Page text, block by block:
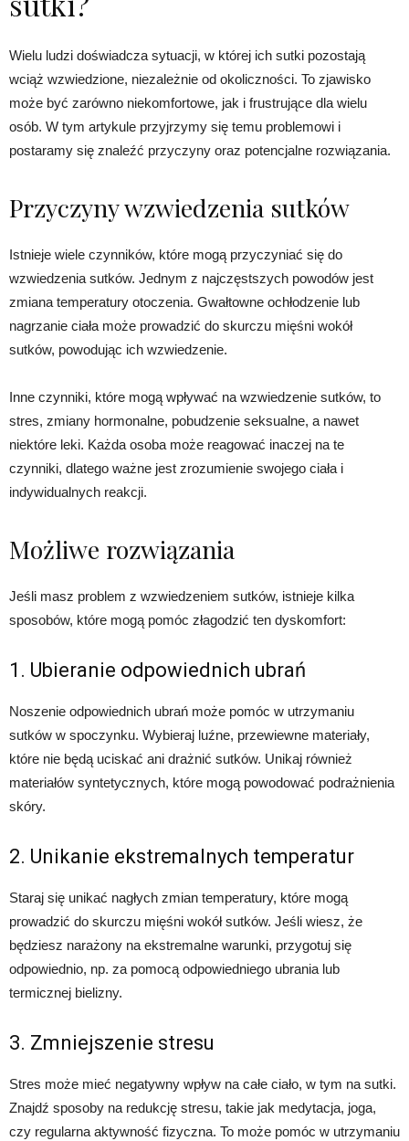
Wielu ludzi doświadcza sytuacji, w której ich sutki pozostają
wciąż wzwiedzione, niezależnie od okoliczności. To zjawisko
może być zarówno niekomfortowe, jak i frustrujące dla wielu
osób. W tym artykule przyjrzymy się temu problemowi i
postaramy się znaleźć przyczyny oraz potencjalne rozwiązania.
Przyczyny wzwiedzenia sutków
Istnieje wiele czynników, które mogą przyczyniać się do
wzwiedzenia sutków. Jednym z najczęstszych powodów jest
zmiana temperatury otoczenia. Gwałtowne ochłodzenie lub
nagrzanie ciała może prowadzić do skurczu mięśni wokół
sutków, powodując ich wzwiedzenie.
Inne czynniki, które mogą wpływać na wzwiedzenie sutków, to
stres, zmiany hormonalne, pobudzenie seksualne, a nawet
niektóre leki. Każda osoba może reagować inaczej na te
czynniki, dlatego ważne jest zrozumienie swojego ciała i
indywidualnych reakcji.
Możliwe rozwiązania
Jeśli masz problem z wzwiedzeniem sutków, istnieje kilka
sposobów, które mogą pomóc złagodzić ten dyskomfort:
1. Ubieranie odpowiednich ubrań
Noszenie odpowiednich ubrań może pomóc w utrzymaniu
sutków w spoczynku. Wybieraj luźne, przewiewne materiały,
które nie będą uciskać ani drażnić sutków. Unikaj również
materiałów syntetycznych, które mogą powodować podrażnienia
skóry.
2. Unikanie ekstremalnych temperatur
Staraj się unikać nagłych zmian temperatury, które mogą
prowadzić do skurczu mięśni wokół sutków. Jeśli wiesz, że
będziesz narażony na ekstremalne warunki, przygotuj się
odpowiednio, np. za pomocą odpowiedniego ubrania lub
termicznej bielizny.
3. Zmniejszenie stresu
Stres może mieć negatywny wpływ na całe ciało, w tym na sutki.
Znajdź sposoby na redukcję stresu, takie jak medytacja, joga,
czy regularna aktywność fizyczna. To może pomóc w utrzymaniu